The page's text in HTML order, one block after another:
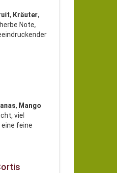
, Kräuter,
Note,
, Mango
viel
eine feine